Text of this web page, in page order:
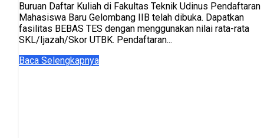
Buruan Daftar Kuliah di Fakultas Teknik Udinus Pendaftaran
Mahasiswa Baru Gelombang IIB telah dibuka. Dapatkan
fasilitas BEBAS TES dengan menggunakan nilai rata-rata
SKL/Ijazah/Skor UTBK. Pendaftaran...
Baca Selengkapnya